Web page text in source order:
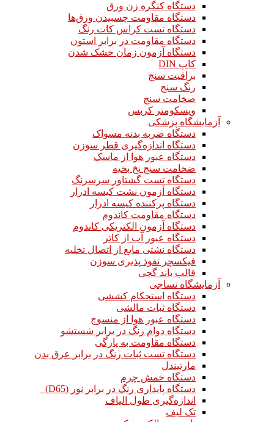
دستگاه کنگره زن ورق
دستگاه مقاومت چسبیدن ورق‌ها
دستگاه تست کراس کات رنگ
دستگاه مقاومت در برابر استون
دستگاه آزمون زمان خشک شدن
کاپ DIN
براقیت سنج
رنگ سنج
ضخامت سنج
ویسکومتر کربس
آزمایشگاه پزشکی
دستگاه ضربه بدنه مسواک
دستگاه اندازه‌گیری قطر سوزن
دستگاه عبور هوا از ماسک
ضخامت سنج نخ بخیه
دستگاه تست گشتاور سرسرنگ
دستگاه آزمون نشت کیسه ادرار
دستگاه پرکننده کیسه ادرار
دستگاه مقاومت کاندوم
دستگاه آزمون الکتریکی کاندوم
دستگاه عبور آب از کاتر
دستگاه نشتی مایع از اتصال تخلیه
فیکسچر نفوذ پذیری سوزن
قالب باند گچی
آزمایشگاه نساجی
دستگاه استحکام کششی
دستگاه ثبات مالشی
دستگاه عبور هوا از منسوج
دستگاه دوام رنگ در برابر شستشو
دستگاه مقاومت به پارگی
دستگاه تست ثبات رنگ در برابر عرق بدن
مارتیندل
دستگاه خمش چرم
دستگاه پایداری رنگ در برابر نور (D65)
اندازه‌گیری طول الیاف
تک لیف